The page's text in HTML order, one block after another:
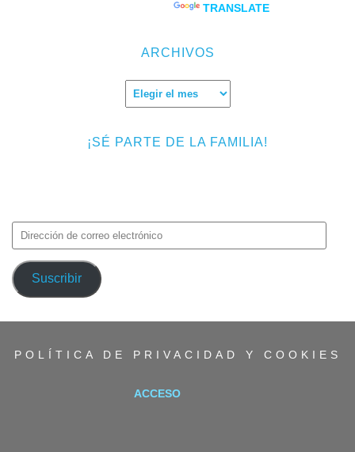
TRANSLATE
ARCHIVOS
Archivos
¡SÉ PARTE DE LA FAMILIA!
Dirección
de
correo
electrónico
Suscribir
POLÍTICA DE PRIVACIDAD Y COOKIES
ACCESO